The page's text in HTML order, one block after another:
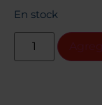
En stock